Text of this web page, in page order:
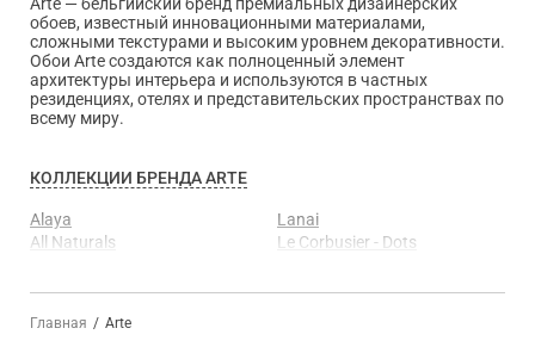
обоев, известный инновационными материалами,
сложными текстурами и высоким уровнем декоративности.
Обои Arte создаются как полноценный элемент
архитектуры интерьера и используются в частных
резиденциях, отелях и представительских пространствах по
всему миру.
КОЛЛЕКЦИИ БРЕНДА ARTE
Alaya
All Naturals
Avalon
Lanai
Le Corbusier - Dots
Главная / Arte